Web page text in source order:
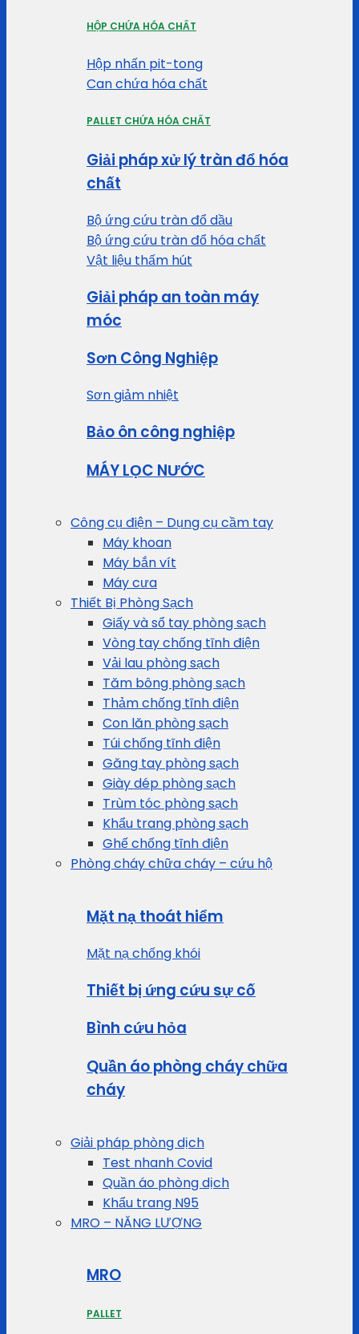
HỘP CHỨA HÓA CHẤT
Hộp nhấn pit-tong
Can chứa hóa chất
PALLET CHỨA HÓA CHẤT
Giải pháp xử lý tràn đổ hóa
chất
Bộ ứng cứu tràn đổ dầu
Bộ ứng cứu tràn đổ hóa chất
Vật liệu thấm hút
Giải pháp an toàn máy
móc
Sơn Công Nghiệp
Sơn giảm nhiệt
Bảo ôn công nghiệp
MÁY LỌC NƯỚC
Công cụ điện – Dụng cụ cầm tay
Máy khoan
Máy bắn vít
Máy cưa
Thiết Bị Phòng Sạch
Giấy và sổ tay phòng sạch
Vòng tay chống tĩnh điện
Vải lau phòng sạch
Tăm bông phòng sạch
Thảm chống tĩnh điện
Con lăn phòng sạch
Túi chống tĩnh điện
Găng tay phòng sạch
Giày dép phòng sạch
Trùm tóc phòng sạch
Khẩu trang phòng sạch
Ghế chống tĩnh điện
Phòng cháy chữa cháy – cứu hộ
Mặt nạ thoát hiểm
Mặt nạ chống khói
Thiết bị ứng cứu sự cố
Bình cứu hỏa
Quần áo phòng cháy chữa
cháy
Giải pháp phòng dịch
Test nhanh Covid
Quần áo phòng dịch
Khẩu trang N95
MRO – NĂNG LƯỢNG
MRO
PALLET